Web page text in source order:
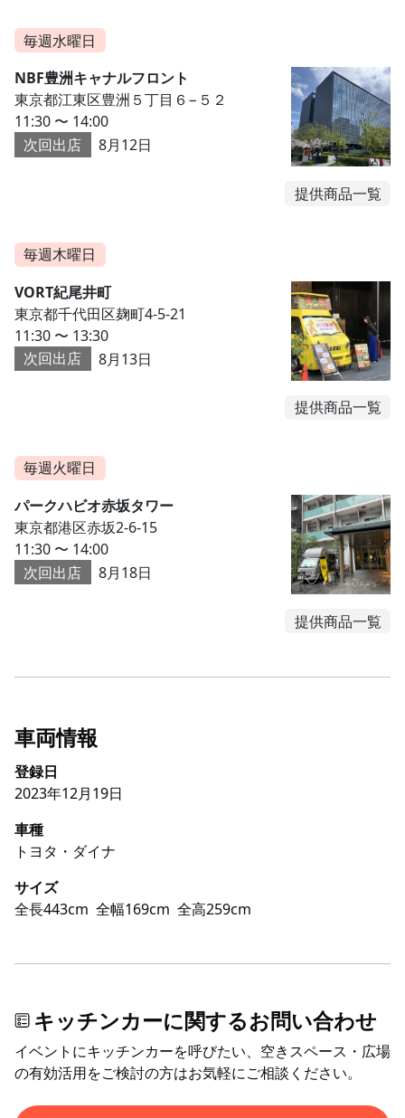
毎週水曜日
NBF豊洲キャナルフロント
東京都江東区豊洲５丁目６−５２
11:30 〜 14:00
次回出店
8月12日
提供商品一覧
毎週木曜日
VORT紀尾井町
東京都千代田区麹町4-5-21
11:30 〜 13:30
次回出店
8月13日
提供商品一覧
毎週火曜日
パークハビオ赤坂タワー
東京都港区赤坂2-6-15
11:30 〜 14:00
次回出店
8月18日
提供商品一覧
車両情報
登録日
2023年12月19日
車種
トヨタ・ダイナ
サイズ
全長443cm 全幅169cm 全高259cm
キッチンカーに関するお問い合わせ
イベントにキッチンカーを呼びたい、空きスペース・広場
の有効活用をご検討の方はお気軽にご相談ください。